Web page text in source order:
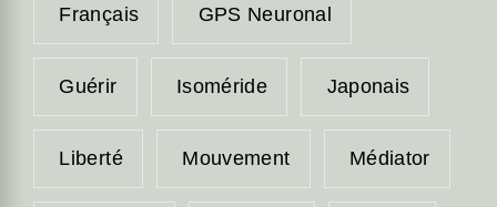
Français GPS Neuronal
Guérir Isoméride Japonais
Liberté Mouvement Médiator